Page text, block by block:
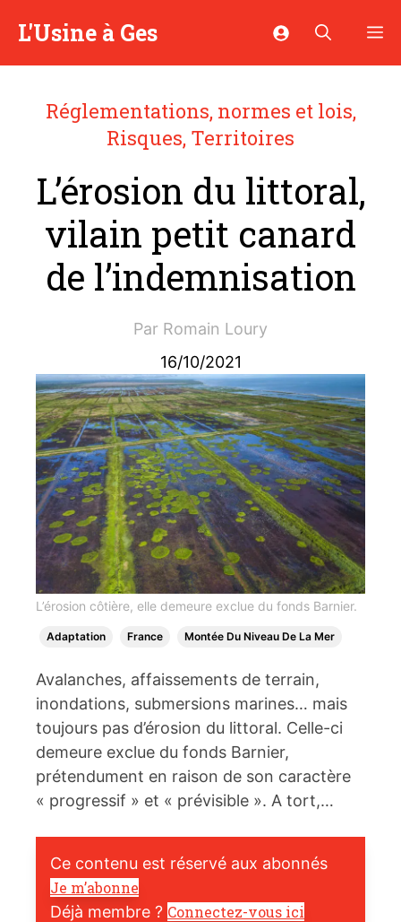
L'Usine à Ges
Réglementations, normes et lois,
Risques, Territoires
L’érosion du littoral,
vilain petit canard
de l’indemnisation
Par Romain Loury
16/10/2021
L’érosion côtière, elle demeure exclue du fonds Barnier.
Adaptation France Montée Du Niveau De La Mer
Avalanches, affaissements de terrain,
inondations, submersions marines… mais
toujours pas d’érosion du littoral. Celle-ci
demeure exclue du fonds Barnier,
prétendument en raison de son caractère
« progressif » et « prévisible ». A tort,…
Ce contenu est réservé aux abonnés
Je m’abonne
Déjà membre ? Connectez-vous ici